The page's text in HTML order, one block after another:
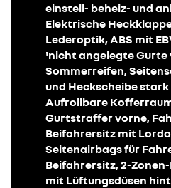
einstell- beheiz- und
Elektrische
Lederoptik, ABS mit
'nicht angelegte Gurte
Sommerreifen,
und Heckscheibe
Aufrollbare
Gurtstraffer vorne,
Beifahrersitz mit
Seitenairbags für
Beifahrersitz, 2-
mit Lüftungsdüsen